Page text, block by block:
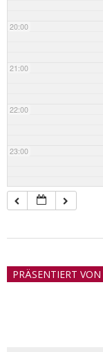
20:00
21:00
22:00
23:00
21PRÄSENTIERT VON